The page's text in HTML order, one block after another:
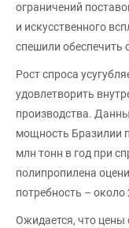
ограничений
и искусственного
спешили обеспечить
Рост спроса
удовлетворить
производства.
мощность Бразилии
млн тонн в год при
полипропилена
потребность – около
Ожидается, что цены